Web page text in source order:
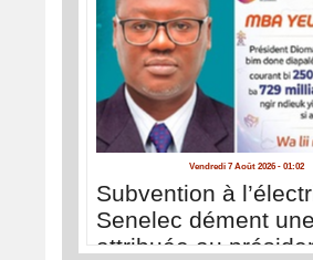
Vendredi 7 Août 2026 - 01:02
Subvention à
Senelec dément
attribuée au